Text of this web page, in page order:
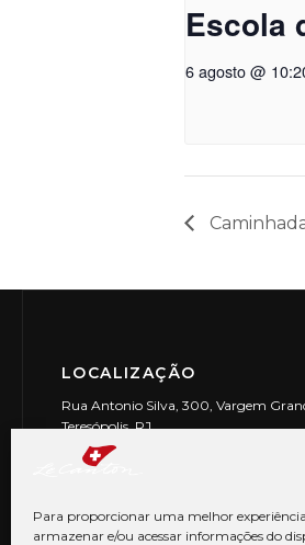
Para proporcionar uma melhor
armazenar e/ou acessar informações do
Escola
6 agosto @
LOCALIZAÇÃO
Rua Antonio Silva, 300, Vargem
Teresópolis, RJ
CEP: 25990-150